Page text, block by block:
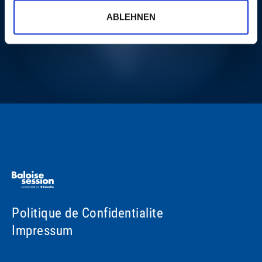
ABLEHNEN
Politique de Confidentialite
Impressum